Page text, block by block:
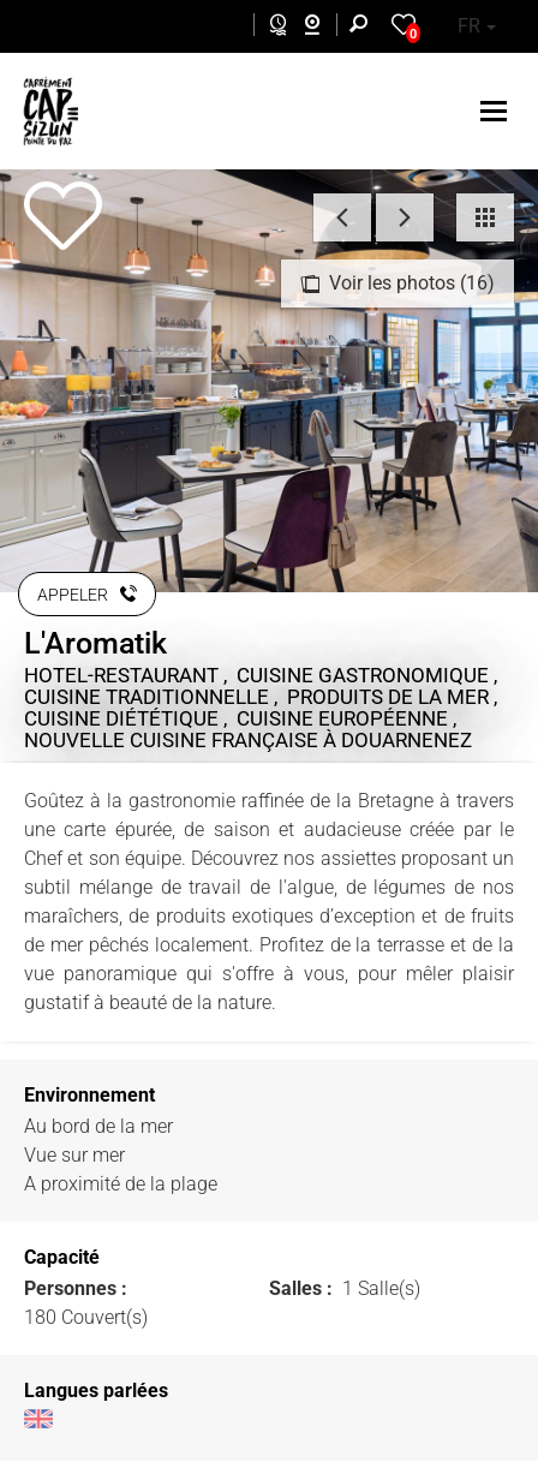
0 FR
Voir les photos (16)
APPELER
L'Aromatik
HOTEL-RESTAURANT , CUISINE GASTRONOMIQUE ,
CUISINE TRADITIONNELLE , PRODUITS DE LA MER ,
CUISINE DIÉTÉTIQUE , CUISINE EUROPÉENNE ,
NOUVELLE CUISINE FRANÇAISE À DOUARNENEZ
Goûtez à la gastronomie raffinée de la Bretagne à travers
une carte épurée, de saison et audacieuse créée par le
Chef et son équipe. Découvrez nos assiettes proposant un
subtil mélange de travail de l'algue, de légumes de nos
maraîchers, de produits exotiques d’exception et de fruits
de mer pêchés localement. Profitez de la terrasse et de la
vue panoramique qui s'offre à vous, pour mêler plaisir
gustatif à beauté de la nature.
Environnement
Au bord de la mer
Vue sur mer
A proximité de la plage
Capacité
Personnes :
180 Couvert(s)
Salles : 1 Salle(s)
Langues parlées